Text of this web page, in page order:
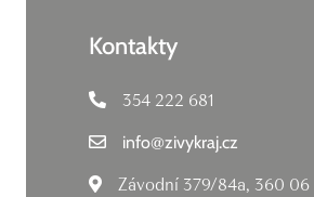
Kontakty
354 222 681
info@zivykraj.cz
Závodní 379/84a, 360 06